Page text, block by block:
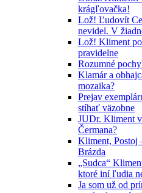
krágľovačka!
Lož! Ľudovít
nevidel. V
Lož! Kliment
pravidelne
Rozumné
Klamár a
mozaika?
Prejav
stíhať väzobne
JUDr. Kliment
Čermana?
Kliment, Postoj
Brázda
„Sudca“
ktoré iní ľudia
Ja som už od